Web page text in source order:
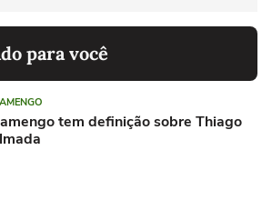
para você
tem definição sobre Thiago